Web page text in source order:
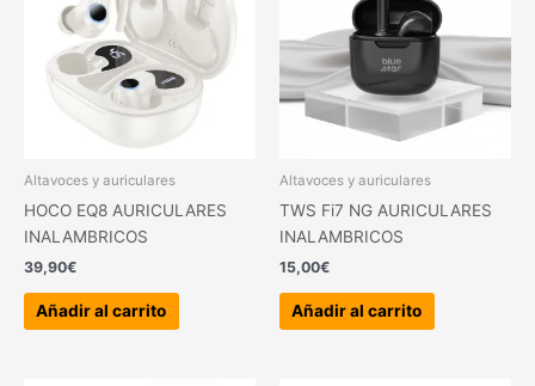
Altavoces y auriculares
HOCO EQ8 AURICULARES
INALAMBRICOS
39,90€
Añadir al carrito
Altavoces y auriculares
TWS Fi7 NG AURICULARES
INALAMBRICOS
15,00€
Añadir al carrito